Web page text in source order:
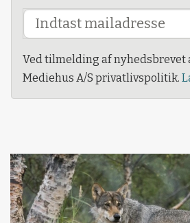
Ved tilmelding af nyhedsbrevet
Mediehus A/S privatlivspolitik.